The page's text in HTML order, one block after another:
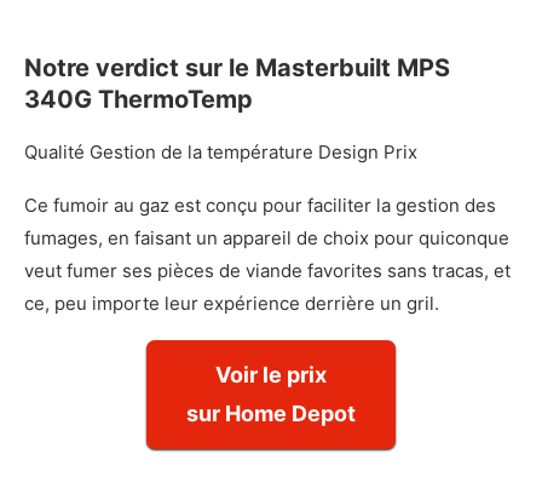
Notre verdict sur le Masterbuilt MPS
340G ThermoTemp
Qualité 4.5 out of 5.0 stars
Gestion de la température 4.5 out of 5.0 stars
Design 4.0 out of 5.0 stars
Prix
Ce fumoir au gaz est conçu pour faciliter la gestion des
fumages, en faisant un appareil de choix pour quiconque
veut fumer ses pièces de viande favorites sans tracas, et
ce, peu importe leur expérience derrière un gril.
Voir le prix
sur Home Depot